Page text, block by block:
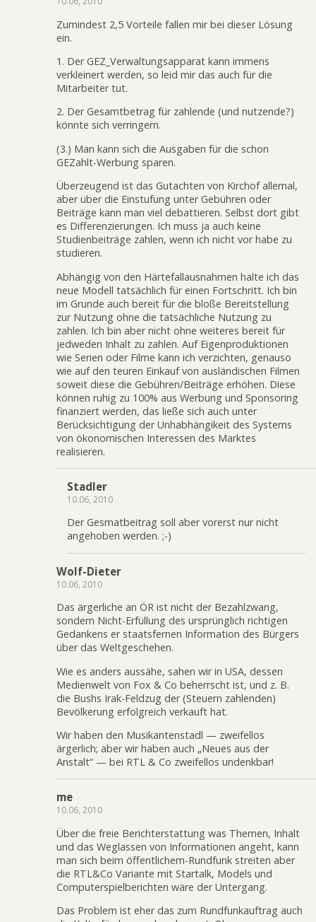
Zumindest 2,5 Vorteile fallen mir bei dieser Lösung
ein.
1. Der GEZ_Verwaltungsapparat kann immens
verkleinert werden, so leid mir das auch für die
Mitarbeiter tut.
2. Der Gesamtbetrag für zahlende (und nutzende?)
könnte sich verringern.
(3.) Man kann sich die Ausgaben für die schon
GEZahlt-Werbung sparen.
Überzeugend ist das Gutachten von Kirchof allemal,
aber über die Einstufung unter Gebühren oder
Beiträge kann man viel debattieren. Selbst dort gibt
es Differenzierungen. Ich muss ja auch keine
Studienbeiträge zahlen, wenn ich nicht vor habe zu
studieren.
Abhängig von den Härtefallausnahmen halte ich das
neue Modell tatsächlich für einen Fortschritt. Ich bin
im Grunde auch bereit für die bloße Bereitstellung
zur Nutzung ohne die tatsächliche Nutzung zu
zahlen. Ich bin aber nicht ohne weiteres bereit für
jedweden Inhalt zu zahlen. Auf Eigenproduktionen
wie Serien oder Filme kann ich verzichten, genauso
wie auf den teuren Einkauf von ausländischen Filmen
soweit diese die Gebühren/Beiträge erhöhen. Diese
können ruhig zu 100% aus Werbung und Sponsoring
finanziert werden, das ließe sich auch unter
Berücksichtigung der Unhabhängikeit des Systems
von ökonomischen Interessen des Marktes
realisieren.
Stadler
10.06, 2010
Der Gesmatbeitrag soll aber vorerst nur nicht
angehoben werden. ;-)
Wolf-Dieter
10.06, 2010
Das ärgerliche an ÖR ist nicht der Bezahlzwang,
sondern Nicht-Erfüllung des ursprünglich richtigen
Gedankens er staatsfernen Information des Bürgers
über das Weltgeschehen.
Wie es anders aussähe, sahen wir in USA, dessen
Medienwelt von Fox & Co beherrscht ist, und z. B.
die Bushs Irak-Feldzug der (Steuern zahlenden)
Bevölkerung erfolgreich verkauft hat.
Wir haben den Musikantenstadl — zweifellos
ärgerlich; aber wir haben auch „Neues aus der
Anstalt“ — bei RTL & Co zweifellos undenkbar!
me
10.06, 2010
Über die freie Berichterstattung was Themen, Inhalt
und das Weglassen von Informationen angeht, kann
man sich beim öffentlichem-Rundfunk streiten aber
die RTL&Co Variante mit Startalk, Models und
Computerspielberichten wäre der Untergang.
Das Problem ist eher das zum Rundfunkauftrag auch